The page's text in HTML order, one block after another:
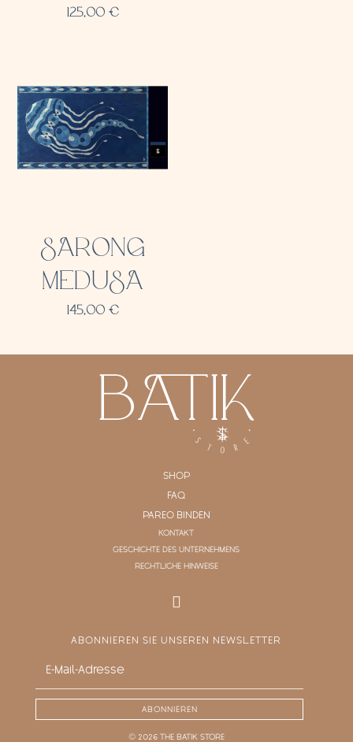
125,00 €
SARONG
MEDUSA
145,00 €
SHOP
FAQ
PAREO BINDEN
KONTAKT
GESCHICHTE DES UNTERNEHMENS
RECHTLICHE HINWEISE
ABONNIEREN SIE UNSEREN NEWSLETTER
ABONNIEREN
© 2026 THE BATIK STORE